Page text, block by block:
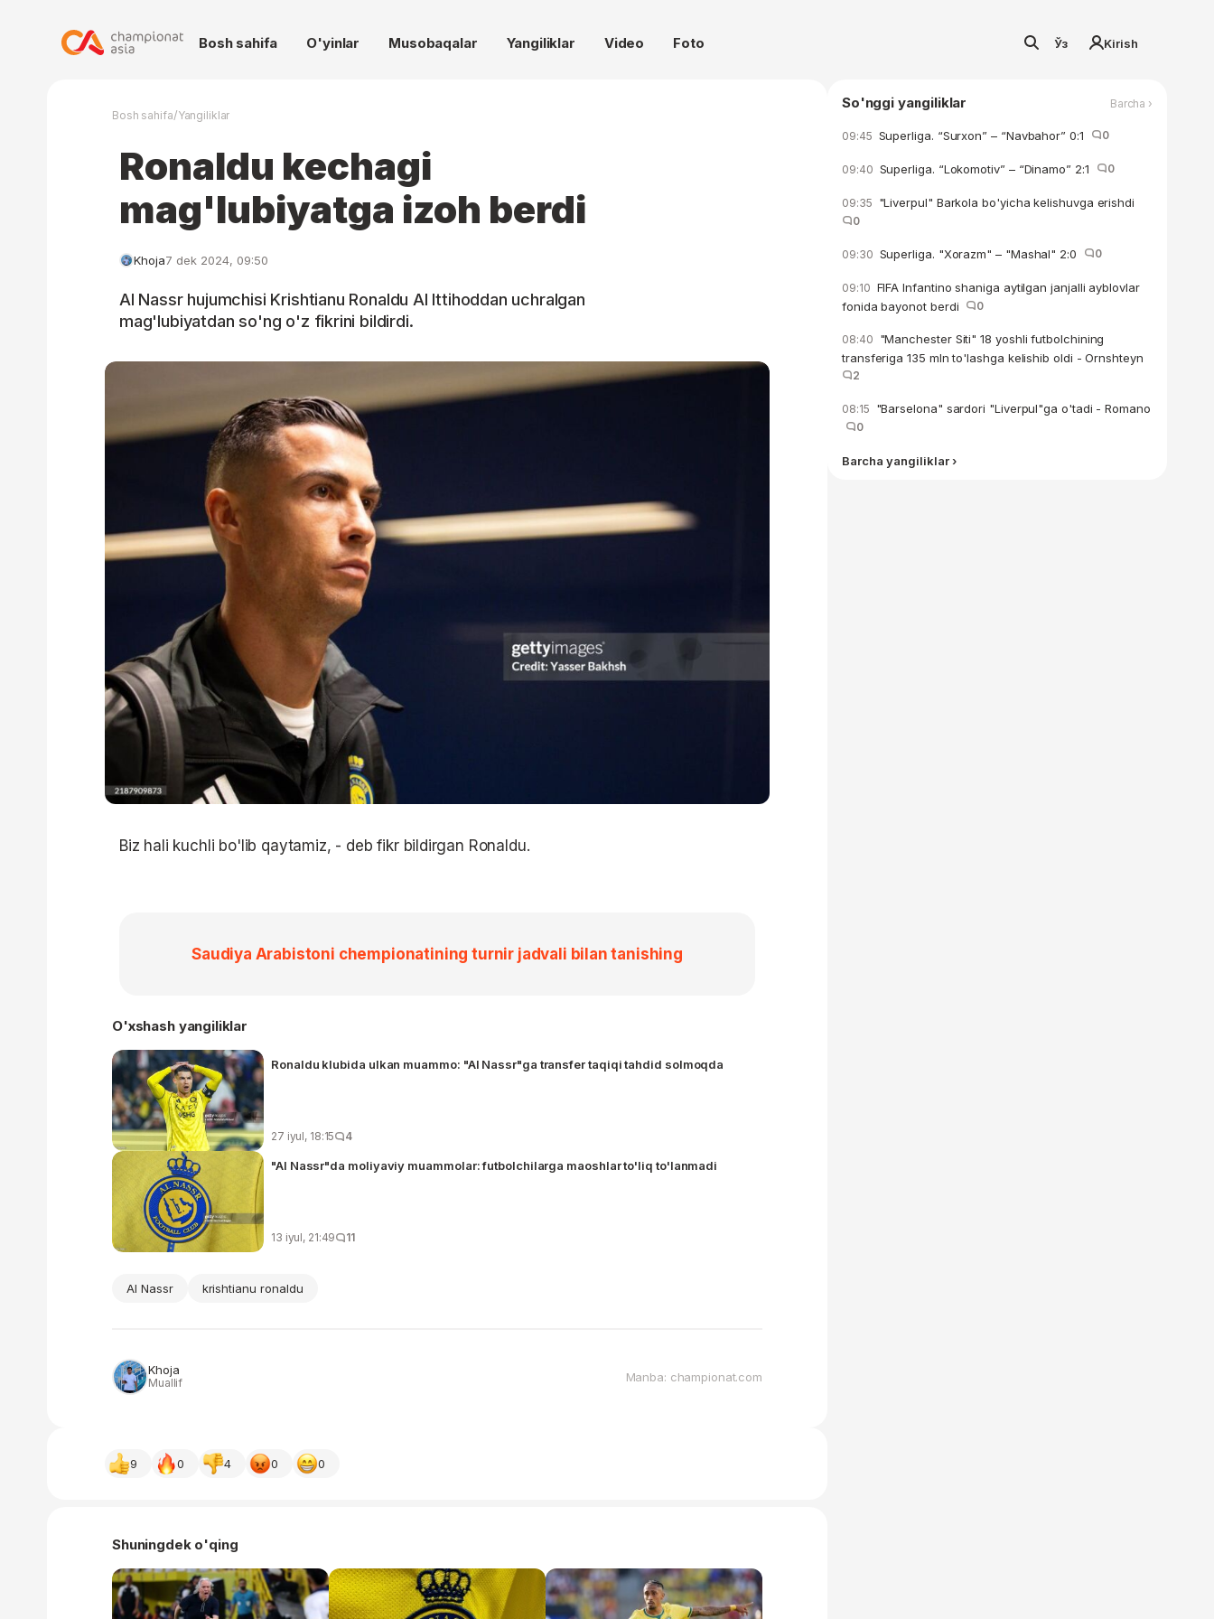
Bosh sahifa O'yinlar Musobaqalar Yangiliklar Video Foto Ўз Kirish
Bosh sahifa/Yangiliklar
Ronaldu kechagi
mag'lubiyatga izoh berdi
Khoja7 dek 2024, 09:50
Al Nassr hujumchisi Krishtianu Ronaldu Al Ittihoddan uchralgan
mag'lubiyatdan so'ng o'z fikrini bildirdi.
Biz hali kuchli bo'lib qaytamiz, - deb fikr bildirgan Ronaldu.
Saudiya Arabistoni chempionatining turnir jadvali bilan tanishing
O'xshash yangiliklar
Ronaldu klubida ulkan muammo: "Al Nassr"ga transfer taqiqi tahdid solmoqda
27 iyul, 18:15 4
"Al Nassr"da moliyaviy muammolar: futbolchilarga maoshlar to'liq to'lanmadi
13 iyul, 21:49 11
Al Nassr krishtianu ronaldu
Khoja
Muallif Manba: championat.com
9 0 4 0 0
Shuningdek o'qing
So'nggi yangiliklar Barcha ›
09:45 Superliga. “Surxon” – “Navbahor” 0:1 0
09:40 Superliga. “Lokomotiv” – “Dinamo” 2:1 0
09:35 "Liverpul" Barkola bo'yicha kelishuvga erishdi
0
09:30 Superliga. "Xorazm" – "Mashal" 2:0 0
09:10 FIFA Infantino shaniga aytilgan janjalli ayblovlar
fonida bayonot berdi
0
08:40 "Manchester Siti" 18 yoshli futbolchining
transferiga 135 mln to'lashga kelishib oldi - Ornshteyn
2
08:15 "Barselona" sardori "Liverpul"ga o'tadi - Romano
0
Barcha yangiliklar ›